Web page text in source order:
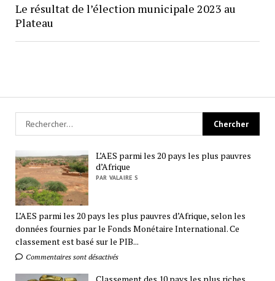
Le résultat de l’élection municipale 2023 au
Plateau
L’AES parmi les 20 pays les plus pauvres
d’Afrique
PAR VALAIRE S
L’AES parmi les 20 pays les plus pauvres d’Afrique, selon les
données fournies par le Fonds Monétaire International. Ce
classement est basé sur le PIB...
Commentaires sont désactivés
Classement des 10 pays les plus riches